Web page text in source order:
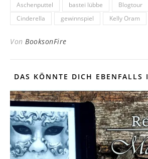
Aschenputtel bastei lübbe Blogtour
Cinderella
gewinnspiel Kelly Oram
Von BooksonFire
DAS KÖNNTE DICH EBENFALLS